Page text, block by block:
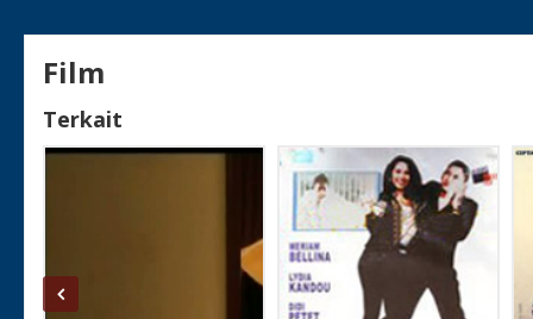
Koboi Cengeng (1974) ada parodi ketika di masa
Lone Ranger dan Bonanza. Lalu ada komedi
Film
Terkait